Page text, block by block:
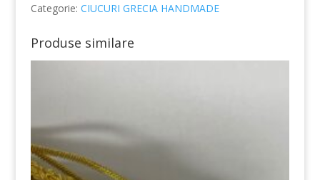
Categorie: CIUCURI GRECIA HANDMADE
Produse similare